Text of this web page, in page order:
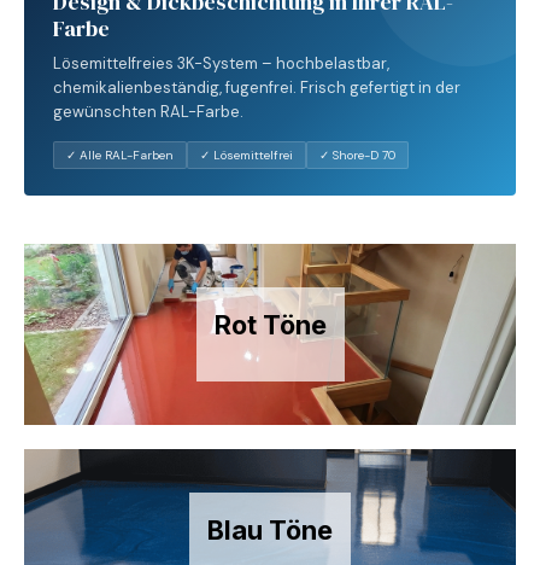
Farbe
Lösemittelfreies 3K-System – hochbelastbar,
chemikalienbeständig, fugenfrei. Frisch gefertigt in der
gewünschten RAL-Farbe.
✓ Alle RAL-Farben ✓ Lösemittelfrei ✓ Shore-D 70
Rot Töne
Blau Töne